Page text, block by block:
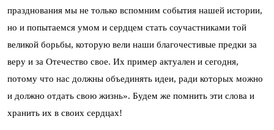
празднования мы не только вспомним события нашей истории,
но и попытаемся умом и сердцем стать соучастниками той
великой борьбы, которую вели наши благочестивые предки за
веру и за Отечество свое. Их пример актуален и сегодня,
потому что нас должны объединять идеи, ради которых можно
и должно отдать свою жизнь». Будем же помнить эти слова и
хранить их в своих сердцах!